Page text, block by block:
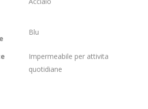
Blu
Impermeabile per attivita
quotidiane